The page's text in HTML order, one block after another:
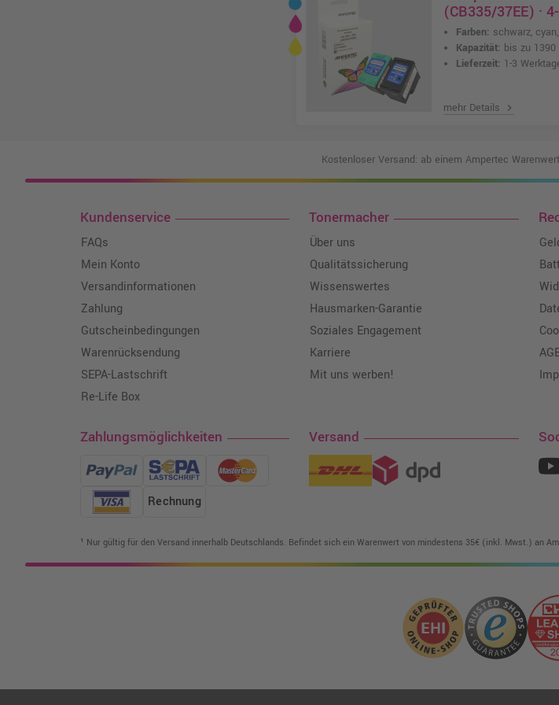
(CB335/37EE) ·
Farben: schwarz,
Kapazität: bis zu 1390
Lieferzeit: 1-3
mehr Details chevron_right
Kostenloser Versand: ab einem Ampertec
Kundenservice
FAQs
Mein Konto
Versandinformationen
Zahlung
Gutscheinbedingungen
Warenrücksendung
SEPA-Lastschrift
Re-Life Box
Tonermacher
Über uns
Qualitätssicherung
Wissenswertes
Hausmarken-Garantie
Soziales Engagement
Karriere
Mit uns werben!
Zahlungsmöglichkeiten
Rechnung
Versand
¹ Nur gültig für den Versand innerhalb Deutschlands. Befindet sich ein Warenwert von mindestens 35€ (inkl. Mwst.) an